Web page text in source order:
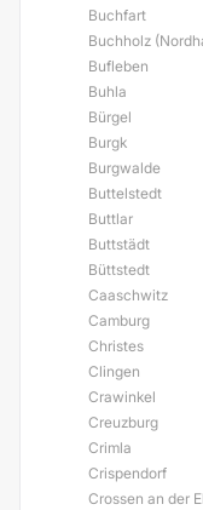
Buchfart
Buchholz
Bufleben
Buhla
Bürgel
Burgk
Burgwalde
Buttelstedt
Buttlar
Buttstädt
Büttstedt
Caaschwitz
Camburg
Christes
Clingen
Crawinkel
Creuzburg
Crimla
Crispendorf
Crossen an der